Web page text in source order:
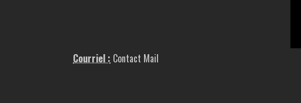
Courriel : Contact Mail